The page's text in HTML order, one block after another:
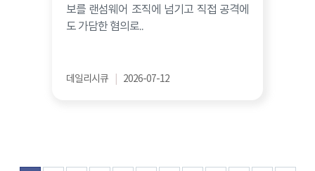
보를 랜섬웨어 조직에 넘기고 직접 공격에
도 가담한 혐의로..
데일리시큐 2026-07-12